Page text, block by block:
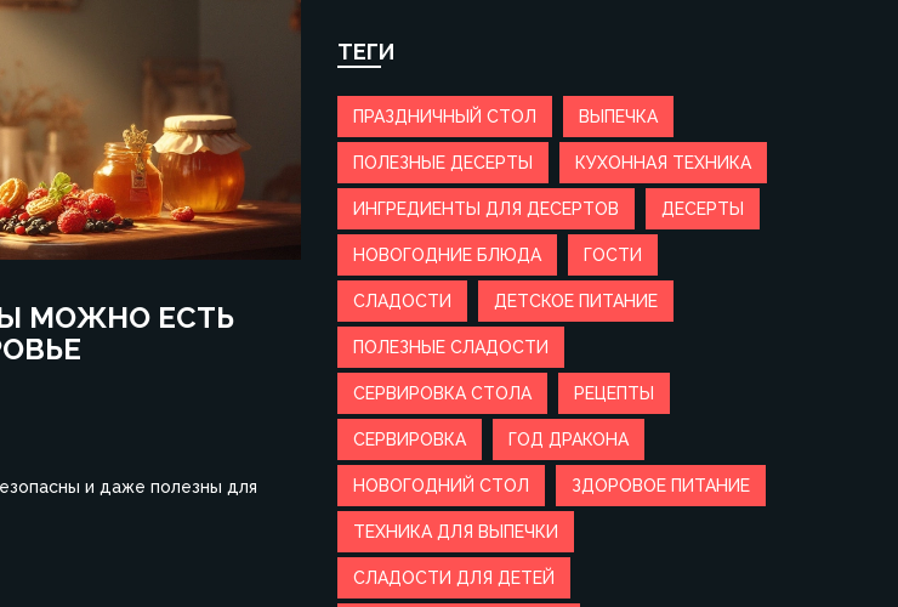
МОЖНО ЕСТЬ
и даже полезны для
ТЕГИ
ПРАЗДНИЧНЫЙ СТОЛ ВЫПЕЧКА
ПОЛЕЗНЫЕ ДЕСЕРТЫ КУХОННАЯ ТЕХНИКА
ИНГРЕДИЕНТЫ ДЛЯ ДЕСЕРТОВ ДЕСЕРТЫ
НОВОГОДНИЕ БЛЮДА ГОСТИ
СЛАДОСТИ ДЕТСКОЕ ПИТАНИЕ
ПОЛЕЗНЫЕ СЛАДОСТИ
СЕРВИРОВКА СТОЛА РЕЦЕПТЫ
СЕРВИРОВКА ГОД ДРАКОНА
НОВОГОДНИЙ СТОЛ ЗДОРОВОЕ ПИТАНИЕ
ТЕХНИКА ДЛЯ ВЫПЕЧКИ
СЛАДОСТИ ДЛЯ ДЕТЕЙ